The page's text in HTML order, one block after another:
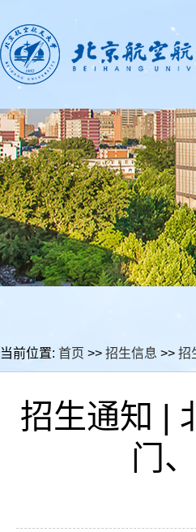
当前位置: 首页 >> 招生信息 >> 招
招生通知 |
门